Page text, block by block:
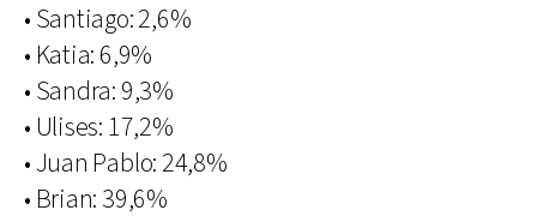
• Santiago: 2,6%
• Katia: 6,9%
• Sandra: 9,3%
• Ulises: 17,2%
• Juan Pablo: 24,8%
• Brian: 39,6%